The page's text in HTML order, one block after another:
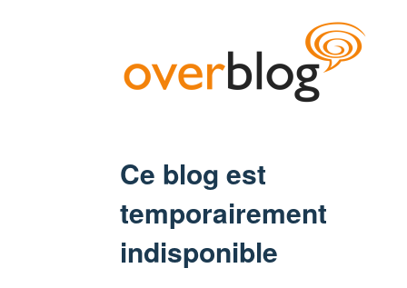
Ce blog est
temporairement
indisponible